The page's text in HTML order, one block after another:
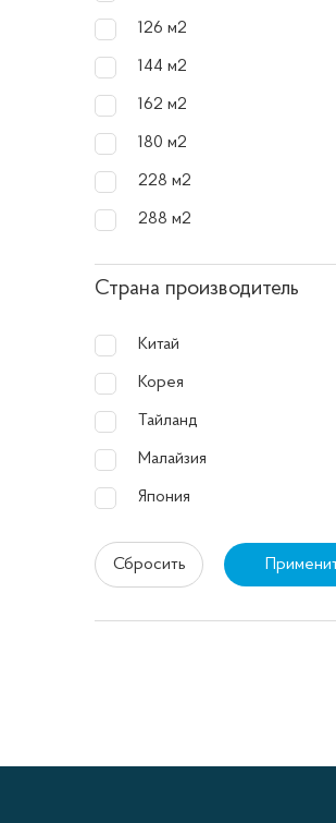
126 м2
144 м2
162 м2
180 м2
228 м2
288 м2
Страна производитель
Китай
Корея
Тайланд
Малайзия
Япония
Сбросить